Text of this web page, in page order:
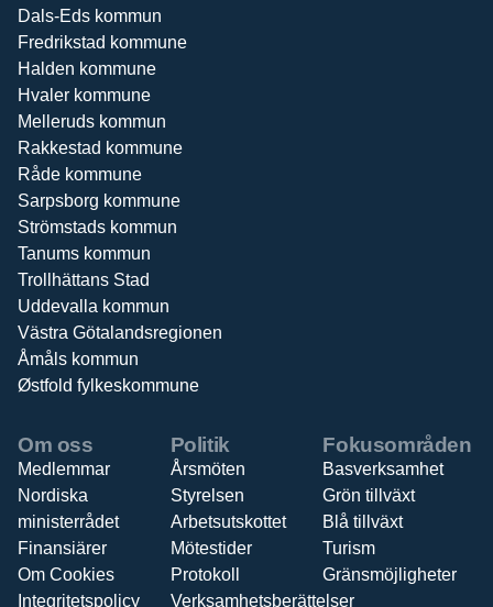
Dals-Eds kommun
Fredrikstad kommune
Halden kommune
Hvaler kommune
Melleruds kommun
Rakkestad kommune
Råde kommune
Sarpsborg kommune
Strömstads kommun
Tanums kommun
Trollhättans Stad
Uddevalla kommun
Västra Götalandsregionen
Åmåls kommun
Østfold fylkeskommune
Om oss
Medlemmar
Nordiska
ministerrådet
Finansiärer
Om Cookies
Integritetspolicy
Politik
Årsmöten
Styrelsen
Arbetsutskottet
Mötestider
Protokoll
Verksamhetsberättelser
Fokusområden
Basverksamhet
Grön tillväxt
Blå tillväxt
Turism
Gränsmöjligheter